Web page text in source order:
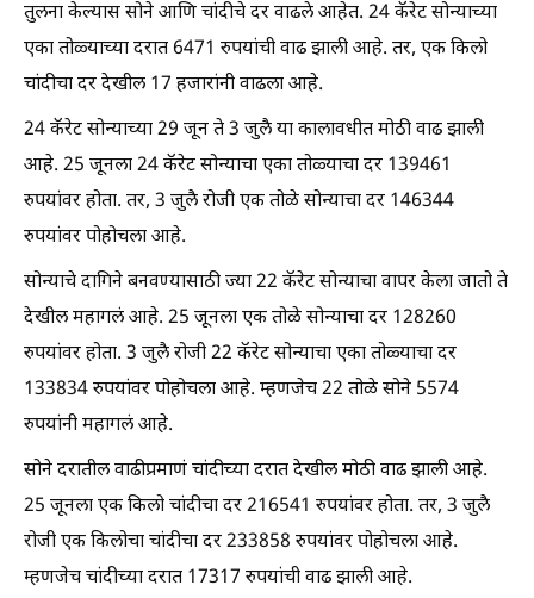
तुलना केल्यास सोने आणि चांदीचे दर वाढले आहेत. 24 कॅरेट सोन्याच्या
एका तोळ्याच्या दरात 6471 रुपयांची वाढ झाली आहे. तर, एक किलो
चांदीचा दर देखील 17 हजारांनी वाढला आहे.
24 कॅरेट सोन्याच्या 29 जून ते 3 जुलै या कालावधीत मोठी वाढ झाली
आहे. 25 जूनला 24 कॅरेट सोन्याचा एका तोळ्याचा दर 139461
रुपयांवर होता. तर, 3 जुलै रोजी एक तोळे सोन्याचा दर 146344
रुपयांवर पोहोचला आहे.
सोन्याचे दागिने बनवण्यासाठी ज्या 22 कॅरेट सोन्याचा वापर केला जातो ते
देखील महागलं आहे. 25 जूनला एक तोळे सोन्याचा दर 128260
रुपयांवर होता. 3 जुलै रोजी 22 कॅरेट सोन्याचा एका तोळ्याचा दर
133834 रुपयांवर पोहोचला आहे. म्हणजेच 22 तोळे सोने 5574
रुपयांनी महागलं आहे.
सोने दरातील वाढीप्रमाणं चांदीच्या दरात देखील मोठी वाढ झाली आहे.
25 जूनला एक किलो चांदीचा दर 216541 रुपयांवर होता. तर, 3 जुलै
रोजी एक किलोचा चांदीचा दर 233858 रुपयांवर पोहोचला आहे.
म्हणजेच चांदीच्या दरात 17317 रुपयांची वाढ झाली आहे.